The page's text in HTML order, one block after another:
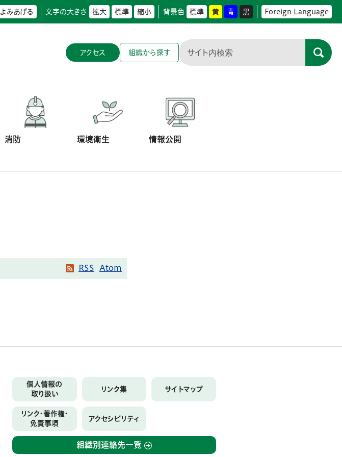
よみあげる 文字の大きさ 拡大 標準 縮小 背景色 標準 黄 青 黒 Foreign Language
アクセス 組織から探す
消防 環境衛生 情報公開
RSS Atom
個人情報の
取り扱い
リンク集 サイトマップ
リンク・著作権・
免責事項
アクセシビリティ
組織別連絡先一覧